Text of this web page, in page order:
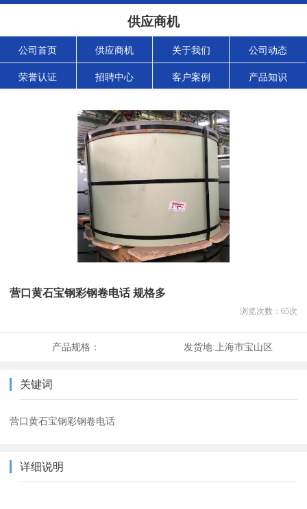
供应商机
公司首页 供应商机 关于我们 公司动态
荣誉认证 招聘中心 客户案例 产品知识
营口黄石宝钢彩钢卷电话 规格多
浏览次数： 65次
产品规格： 发货地: 上海市宝山区
关键词
营口黄石宝钢彩钢卷电话
详细说明